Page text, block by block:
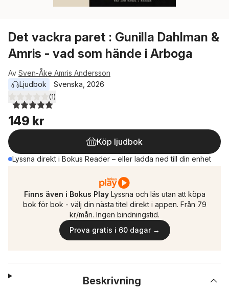
Det vackra paret : Gunilla Dahlman &
Amris - vad som hände i Arboga
Av Sven-Åke Amris Andersson
Ljudbok
Svenska 2026
5,0utav 5 stjärnor. Totalt antal röster:
(1)
149 kr
Köp ljudbok
Lyssna direkt i Bokus Reader – eller ladda ned till din enhet
Finns även i Bokus Play Lyssna och läs utan att köpa
bok för bok - välj din nästa titel direkt i appen. Från 79
kr/mån. Ingen bindningstid.
Prova gratis i 60 dagar →
Beskrivning